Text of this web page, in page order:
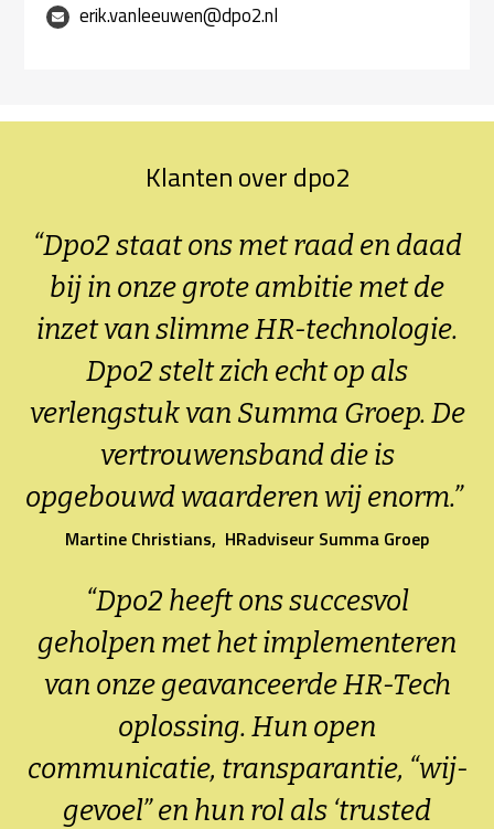
erik.vanleeuwen@dpo2.nl
Klanten over dpo2
“Dpo2 staat ons met raad en daad
bij in onze grote ambitie met de
inzet van slimme HR-technologie.
Dpo2 stelt zich echt op als
verlengstuk van Summa Groep. De
vertrouwensband die is
opgebouwd waarderen wij enorm.”
Martine Christians, HRadviseur Summa Groep
“Dpo2 heeft ons succesvol
geholpen met het implementeren
van onze geavanceerde HR-Tech
oplossing. Hun open
communicatie, transparantie, “wij-
gevoel” en hun rol als ‘trusted